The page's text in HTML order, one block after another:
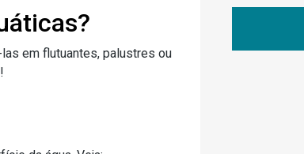
em flutuantes, palustres ou